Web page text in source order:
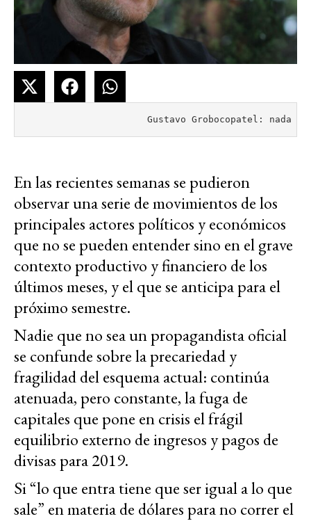
Gustavo Grobocopatel: nada
En las recientes semanas se pudieron
observar una serie de movimientos de los
principales actores políticos y económicos
que no se pueden entender sino en el grave
contexto productivo y financiero de los
últimos meses, y el que se anticipa para el
próximo semestre.
Nadie que no sea un propagandista oficial
se confunde sobre la precariedad y
fragilidad del esquema actual: continúa
atenuada, pero constante, la fuga de
capitales que pone en crisis el frágil
equilibrio externo de ingresos y pagos de
divisas para 2019.
Si “lo que entra tiene que ser igual a lo que
sale” en materia de dólares para no correr el